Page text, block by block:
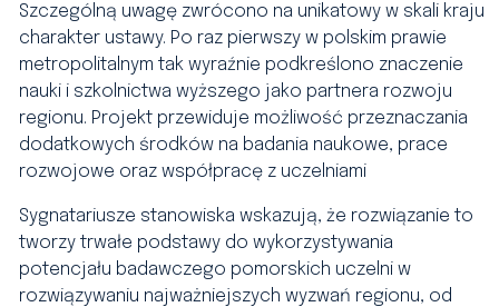
Szczególną uwagę zwrócono na unikatowy w skali kraju
charakter ustawy. Po raz pierwszy w polskim prawie
metropolitalnym tak wyraźnie podkreślono znaczenie
nauki i szkolnictwa wyższego jako partnera rozwoju
regionu. Projekt przewiduje możliwość przeznaczania
dodatkowych środków na badania naukowe, prace
rozwojowe oraz współpracę z uczelniami
Sygnatariusze stanowiska wskazują, że rozwiązanie to
tworzy trwałe podstawy do wykorzystywania
potencjału badawczego pomorskich uczelni w
rozwiązywaniu najważniejszych wyzwań regionu, od